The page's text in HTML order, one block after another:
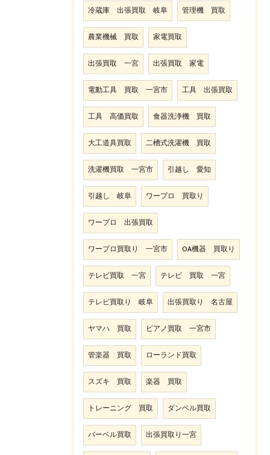
冷蔵庫 出張買取 岐阜 管理機 買取
農業機械 買取 家電買取
出張買取 一宮 出張買取 家電
電動工具 買取 一宮市 工具 出張買取
工具 高価買取 食器洗浄機 買取
大工道具買取 二槽式洗濯機 買取
洗濯機買取 一宮市 引越し 愛知
引越し 岐阜 ワープロ 買取り
ワープロ 出張買取
ワープロ買取り 一宮市 OA機器 買取り
テレビ買取 一宮 テレビ 買取 一宮
テレビ買取り 岐阜 出張買取り 名古屋
ヤマハ 買取 ピアノ買取 一宮市
管楽器 買取 ローランド買取
スズキ 買取 楽器 買取
トレーニング 買取 ダンベル買取
バーベル買取 出張買取り一宮